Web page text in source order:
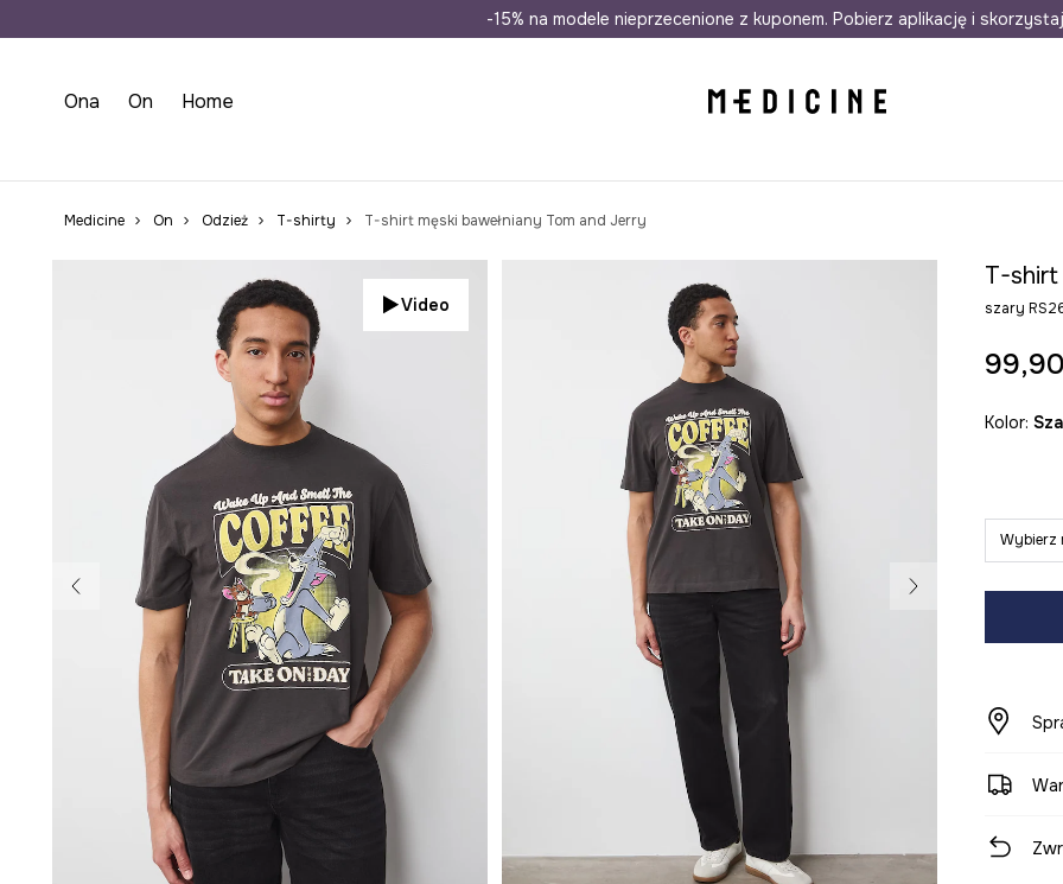
Wysyłka nawet w 24h Darmowa dostawa do salonów 30
-15% na modele nieprzecenione z kuponem. Pobierz aplikację i skorzystaj
Ona On Home
Medicine On Odzież T-shirty T-shirt męski bawełniany Tom and Jerry
Video
T-shirt
szary
Kolor:
Wybierz